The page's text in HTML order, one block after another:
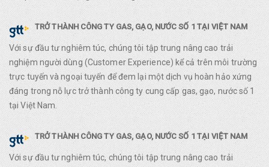
TRỞ THÀNH CÔNG TY GAS, GẠO, NƯỚC SỐ 1 TẠI VIỆT NAM
Với sự đầu tư nghiêm túc, chúng tôi tập trung nâng cao trải
nghiệm người dùng (Customer Experience) kể cả trên môi trường
trực tuyến và ngoại tuyến để đem lại một dịch vụ hoàn hảo xứng
đáng trong nỗ lực trở thành công ty cung cấp gas, gạo, nước số 1
tại Việt Nam.
TRỞ THÀNH CÔNG TY GAS, GẠO, NƯỚC SỐ 1 TẠI VIỆT NAM
Với sự đầu tư nghiêm túc, chúng tôi tập trung nâng cao trải